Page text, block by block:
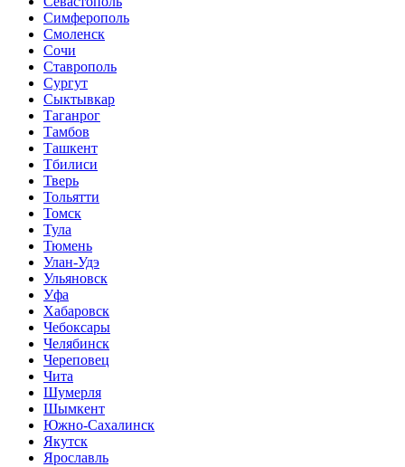
Симферополь
Смоленск
Сочи
Ставрополь
Сургут
Сыктывкар
Таганрог
Тамбов
Ташкент
Тбилиси
Тверь
Тольятти
Томск
Тула
Тюмень
Улан-Удэ
Ульяновск
Уфа
Хабаровск
Чебоксары
Челябинск
Череповец
Чита
Шумерля
Шымкент
Южно-Сахалинск
Якутск
Ярославль